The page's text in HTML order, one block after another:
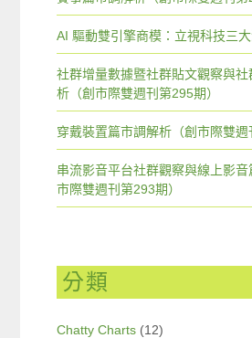
AI 驅動雙引擎商模：立視科技三
社群增量數據暨社群貼文觀察與
析（創市際雙週刊第295期）
穿戴裝置篇市調解析（創市際雙週
串流影音平台社群觀察與線上影音
市際雙週刊第293期）
分類
Chatty Charts (12)